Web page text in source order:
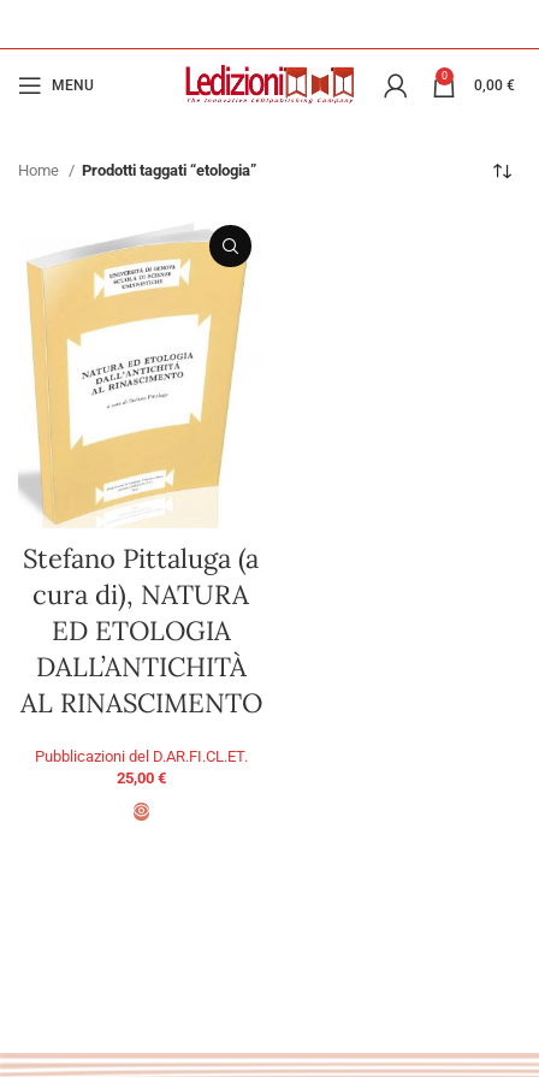
MENU
0
0,00 €
Home Prodotti taggati “etologia”
Stefano Pittaluga (a
cura di), NATURA
ED ETOLOGIA
DALL’ANTICHITÀ
AL RINASCIMENTO
Pubblicazioni del D.AR.FI.CL.ET.
25,00 €